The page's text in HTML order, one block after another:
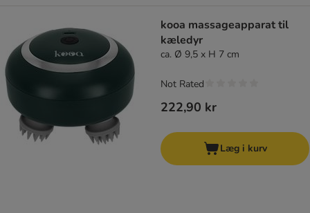
kooa massageapparat til
kæledyr
ca. Ø 9,5 x H 7 cm
222,90 kr
Not Rated
Læg i kurv